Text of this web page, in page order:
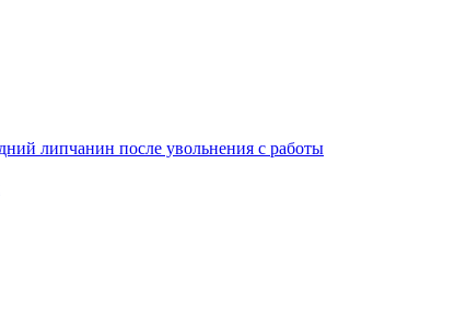
липчанин после увольнения с работы